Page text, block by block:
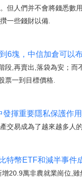
但人們并不會將錢悉
一些錢財以備.
6塊，中信加倉可以
段,再賣出,落袋為安；
票一到目標價格.
揮重要隱私保護作
交易成為了越來越多人
特幣ETF和減半事件
20.9萬非農就業崗位,